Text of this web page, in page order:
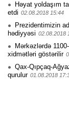
Həyat yoldaşım
etdi 02.08.2018 15:44
Prezidentimizin
hədiyyəsi 02.08.2018
Mərkəzlərdə
xidmətləri göstərilir
Qax-Qıpçaq-
qurulur 01.08.2018